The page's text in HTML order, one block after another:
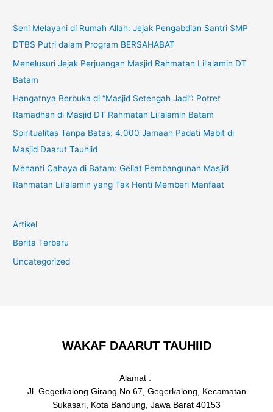
Seni Melayani di Rumah Allah: Jejak Pengabdian Santri SMP
DTBS Putri dalam Program BERSAHABAT
Menelusuri Jejak Perjuangan Masjid Rahmatan Lil’alamin DT
Batam
Hangatnya Berbuka di “Masjid Setengah Jadi”: Potret
Ramadhan di Masjid DT Rahmatan Lil’alamin Batam
Spiritualitas Tanpa Batas: 4.000 Jamaah Padati Mabit di
Masjid Daarut Tauhiid
Menanti Cahaya di Batam: Geliat Pembangunan Masjid
Rahmatan Lil’alamin yang Tak Henti Memberi Manfaat
Artikel
Berita Terbaru
Uncategorized
WAKAF DAARUT TAUHIID
Alamat :
Jl. Gegerkalong Girang No.67, Gegerkalong, Kecamatan
Sukasari, Kota Bandung, Jawa Barat 40153